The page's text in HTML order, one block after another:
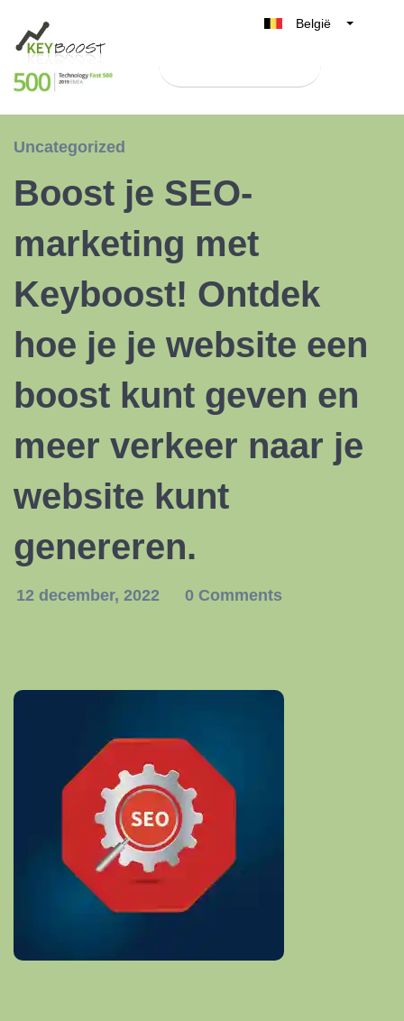
België
Nederland
Uncategorized
Boost je SEO-
marketing met
Keyboost! Ontdek
hoe je je website een
boost kunt geven en
meer verkeer naar je
website kunt
genereren.
12 december, 2022 0 Comments